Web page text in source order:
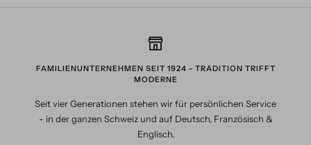
FAMILIENUNTERNEHMEN SEIT 1924 - TRADITION TRIFFT
MODERNE
Seit vier Generationen stehen wir für persönlichen Service
- in der ganzen Schweiz und auf Deutsch, Französisch &
Englisch.